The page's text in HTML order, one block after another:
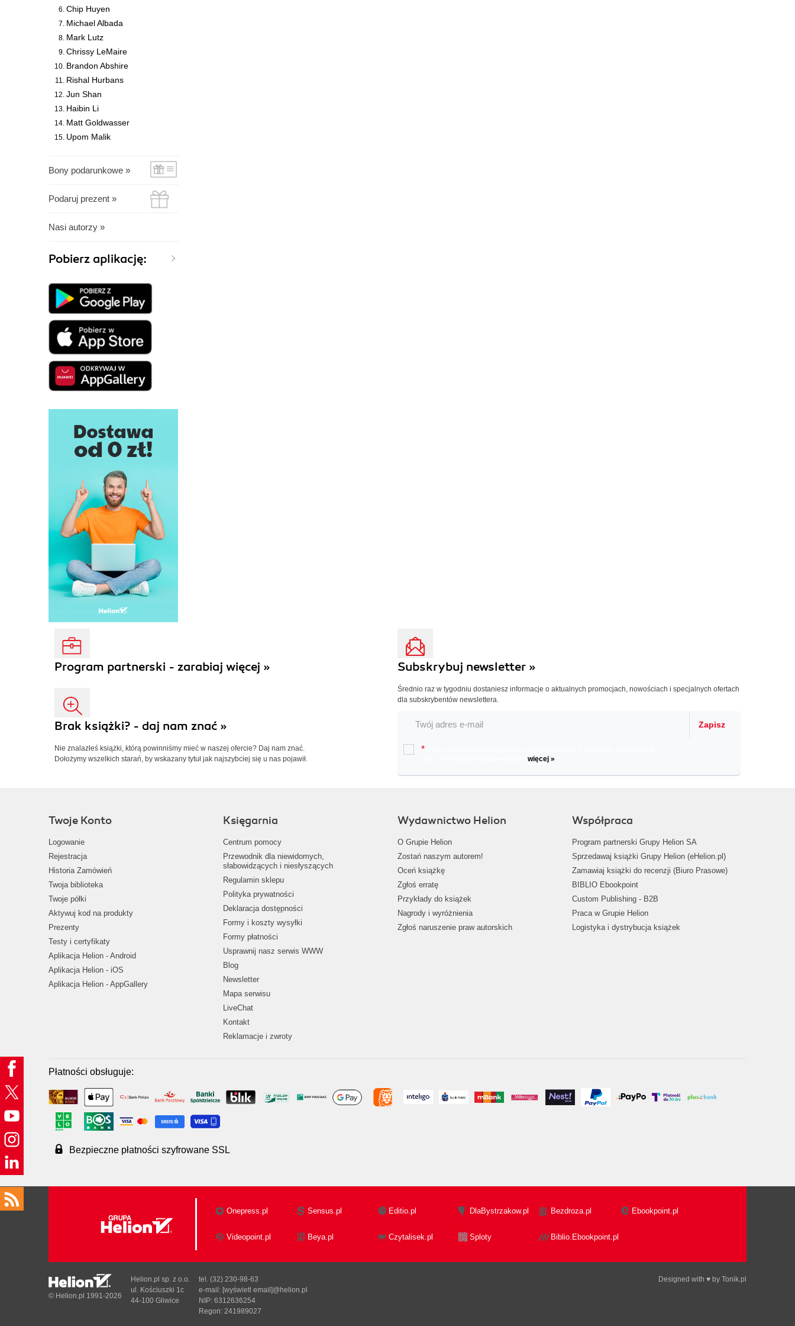
Chip Huyen
Michael Albada
Mark Lutz
Chrissy LeMaire
Brandon Abshire
Rishal Hurbans
Jun Shan
Haibin Li
Matt Goldwasser
Upom Malik
Bony podarunkowe »
Podaruj prezent »
Nasi autorzy »
Pobierz aplikację:
Program partnerski - zarabiaj więcej »
Brak książki? - daj nam znać »
Nie znalazłeś książki, którą powinniśmy mieć w naszej ofercie? Daj nam znać.
Dołożymy wszelkich starań, by wskazany tytuł jak najszybciej się u nas pojawił.
Subskrybuj newsletter »
Średnio raz w tygodniu dostaniesz informacje o aktualnych promocjach, nowościach i specjalnych ofertach
dla subskrybentów newslettera.
Zapisz
*
więcej »
Twoje Konto
Logowanie
Rejestracja
Historia Zamówień
Twoja biblioteka
Twoje półki
Aktywuj kod na produkty
Prezenty
Testy i certyfikaty
Aplikacja Helion - Android
Aplikacja Helion - iOS
Aplikacja Helion - AppGallery
Księgarnia
Centrum pomocy
Przewodnik dla niewidomych,
słabowidzących i niesłyszących
Regulamin sklepu
Polityka prywatności
Deklaracja dostępności
Formy i koszty wysyłki
Formy płatności
Usprawnij nasz serwis WWW
Blog
Newsletter
Mapa serwisu
LiveChat
Kontakt
Reklamacje i zwroty
Wydawnictwo Helion
O Grupie Helion
Zostań naszym autorem!
Oceń książkę
Zgłoś erratę
Przykłady do książek
Nagrody i wyróżnienia
Zgłoś naruszenie praw autorskich
Współpraca
Program partnerski Grupy Helion SA
Sprzedawaj książki Grupy Helion (eHelion.pl)
Zamawiaj książki do recenzji (Biuro Prasowe)
BIBLIO Ebookpoint
Custom Publishing - B2B
Praca w Grupie Helion
Logistyka i dystrybucja książek
Płatności obsługuje:
Bezpieczne płatności szyfrowane SSL
Onepress.pl Sensus.pl Editio.pl DlaBystrzakow.pl Bezdroza.pl Ebookpoint.pl
Videopoint.pl Beya.pl Czytalisek.pl Sploty Biblio.Ebookpoint.pl
Designed with ♥ by Tonik.pl
© Helion.pl 1991-2026
Helion.pl sp. z o.o.
ul. Kościuszki 1c
44-100 Gliwice
tel. (32) 230-98-63
e-mail: [wyświetl email]@helion.pl
NIP: 6312636254
Regon: 241989027